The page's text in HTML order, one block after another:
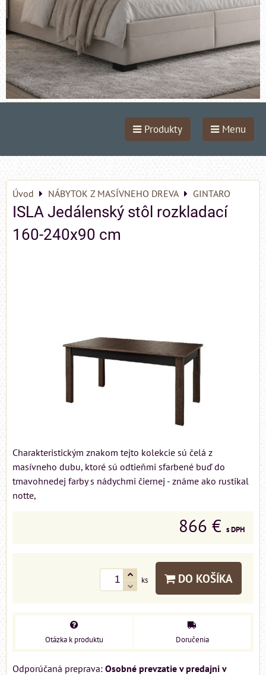
Produkty Menu
Úvod NÁBYTOK Z MASÍVNEHO DREVA GINTARO
ISLA Jedálenský stôl rozkladací
160-240x90 cm
Charakteristickým znakom tejto kolekcie sú čelá z
masívneho dubu, ktoré sú odtieňmi sfarbené buď do
tmavohnedej farby s nádychmi čiernej - známe ako rustikal
notte,
866 € s DPH
ks DO KOŠÍKA
Otázka k produktu Doručenia
Osobné prevzatie v predajni v